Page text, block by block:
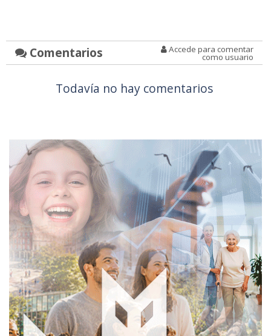
Comentarios Accede para comentar
como usuario
Todavía no hay comentarios